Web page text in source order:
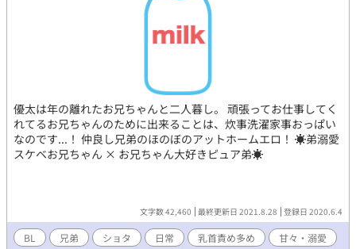
優太は年の離れたお兄ちゃんと二人暮し。 頑張ってお仕事してく
れてるお兄ちゃんのために出来ることは、炊事洗濯家事おっぱい
なのです...！ 仲良し兄弟のほのぼのアットホームエロ！ ☀️弟溺愛
スケベお兄ちゃん × お兄ちゃん大好きピュア弟☀️
文字数 42,460 最終更新日 2021.8.28 登録日 2020.6.4
BL 兄弟 ショタ 日常 乳首責め多め
甘々・溺愛